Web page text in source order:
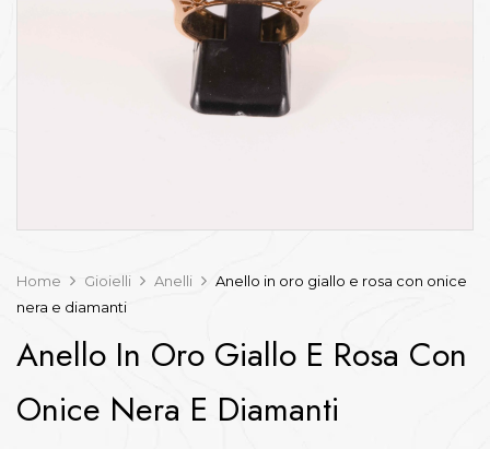
Home Gioielli Anelli
Anello in oro giallo e rosa con onice
nera e diamanti
Anello In Oro Giallo E Rosa Con
Onice Nera E Diamanti